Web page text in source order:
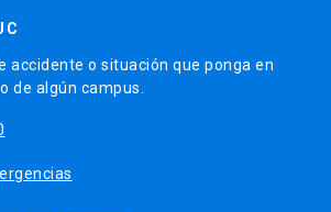
accidente o situación que ponga en
de algún campus.